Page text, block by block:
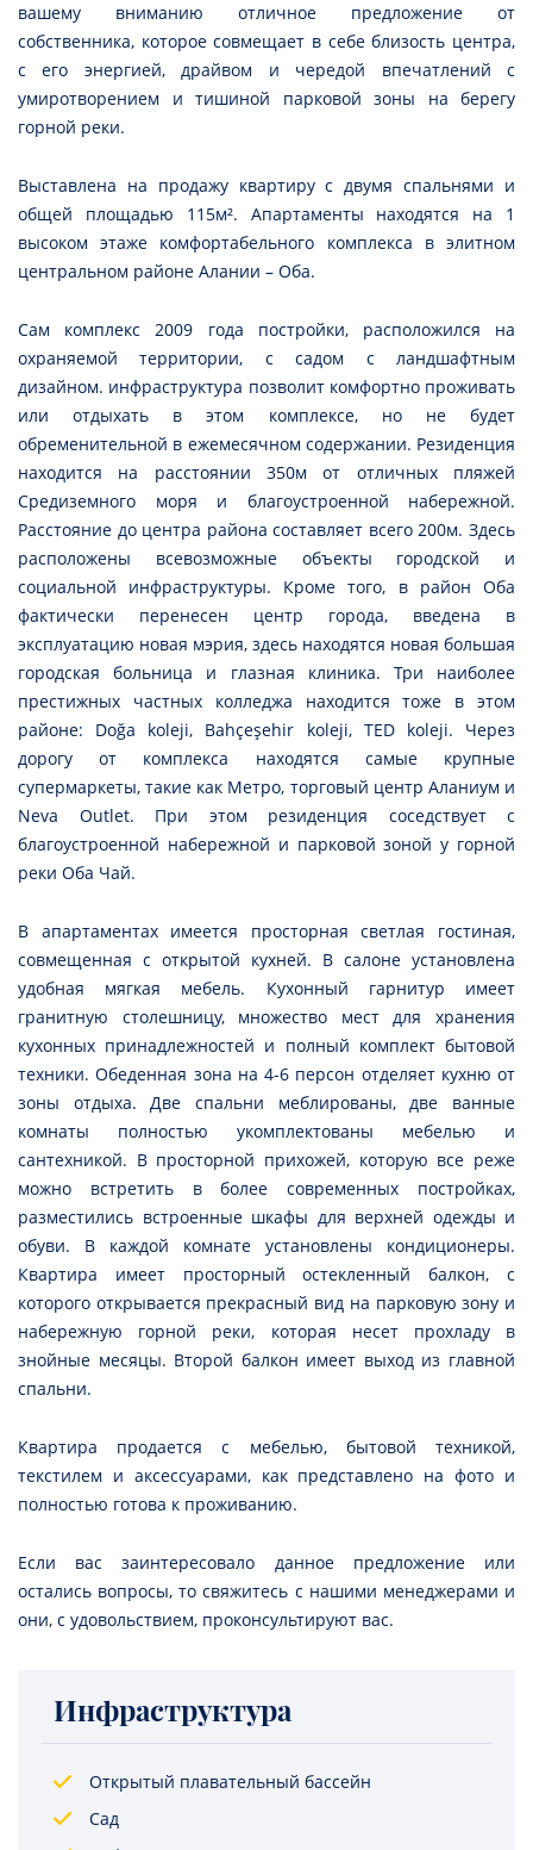
вашему вниманию отличное предложение от
собственника, которое совмещает в себе близость центра,
с его энергией, драйвом и чередой впечатлений с
умиротворением и тишиной парковой зоны на берегу
горной реки.
Выставлена на продажу квартиру с двумя спальнями и
общей площадью 115м². Апартаменты находятся на 1
высоком этаже комфортабельного комплекса в элитном
центральном районе Алании – Оба.
Сам комплекс 2009 года постройки, расположился на
охраняемой территории, с садом с ландшафтным
дизайном. инфраструктура позволит комфортно проживать
или отдыхать в этом комплексе, но не будет
обременительной в ежемесячном содержании. Резиденция
находится на расстоянии 350м от отличных пляжей
Средиземного моря и благоустроенной набережной.
Расстояние до центра района составляет всего 200м. Здесь
расположены всевозможные объекты городской и
социальной инфраструктуры. Кроме того, в район Оба
фактически перенесен центр города, введена в
эксплуатацию новая мэрия, здесь находятся новая большая
городская больница и глазная клиника. Три наиболее
престижных частных колледжа находится тоже в этом
районе: Doğa koleji, Bahçeşehir koleji, TED koleji. Через
дорогу от комплекса находятся самые крупные
супермаркеты, такие как Метро, торговый центр Аланиум и
Neva Outlet. При этом резиденция соседствует с
благоустроенной набережной и парковой зоной у горной
реки Оба Чай.
В апартаментах имеется просторная светлая гостиная,
совмещенная с открытой кухней. В салоне установлена
удобная мягкая мебель. Кухонный гарнитур имеет
гранитную столешницу, множество мест для хранения
кухонных принадлежностей и полный комплект бытовой
техники. Обеденная зона на 4-6 персон отделяет кухню от
зоны отдыха. Две спальни меблированы, две ванные
комнаты полностью укомплектованы мебелью и
сантехникой. В просторной прихожей, которую все реже
можно встретить в более современных постройках,
разместились встроенные шкафы для верхней одежды и
обуви. В каждой комнате установлены кондиционеры.
Квартира имеет просторный остекленный балкон, с
которого открывается прекрасный вид на парковую зону и
набережную горной реки, которая несет прохладу в
знойные месяцы. Второй балкон имеет выход из главной
спальни.
Квартира продается с мебелью, бытовой техникой,
текстилем и аксессуарами, как представлено на фото и
полностью готова к проживанию.
Если вас заинтересовало данное предложение или
остались вопросы, то свяжитесь с нашими менеджерами и
они, с удовольствием, проконсультируют вас.
Инфраструктура
Открытый плавательный бассейн
Сад